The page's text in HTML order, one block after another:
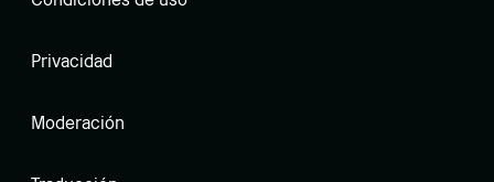
Privacidad
Moderación